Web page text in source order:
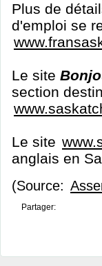
Plus de
d'emploi se
Le site
section
Le site
anglais en
(Source:
Partager: